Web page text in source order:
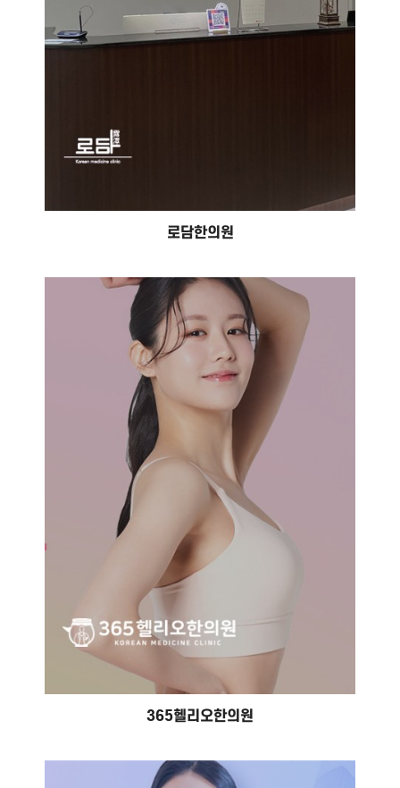
로담한의원
365헬리오한의원
#홈페이지 제작 #홈페이지 유지보수
365헬리오한의원